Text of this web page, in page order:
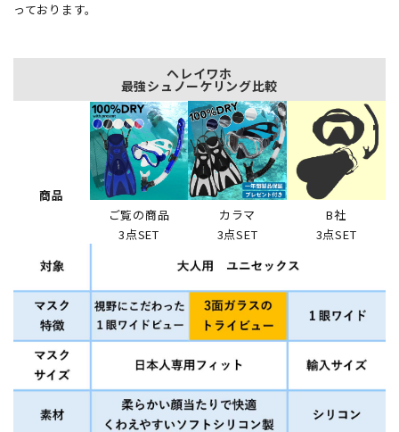
っております。
ヘレイワホ
最強シュノーケリング比較
商品
ご覧の商品
3点SET
カラマ
3点SET
B社
3点SET